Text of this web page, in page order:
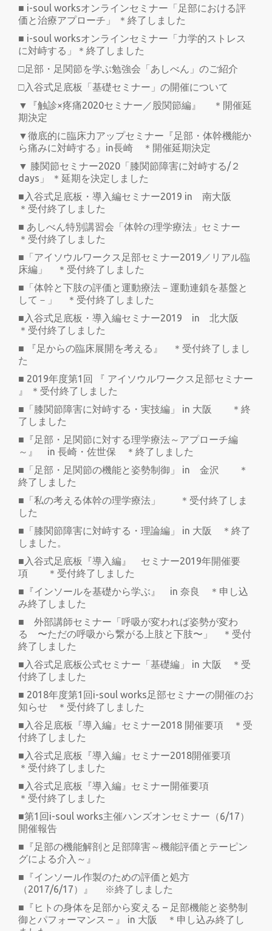
■ i-soul worksオンラインセミナー「足部における評
価と治療アプローチ」 ＊終了しました
■ i-soul worksオンラインセミナー「力学的ストレス
に対峙する」＊終了しました
□足部・足関節を学ぶ勉強会「あしべん」のご紹介
□入谷式足底板「基礎セミナー」の開催について
▼『触診×疼痛2020セミナー／股関節編』 ＊開催延
期決定
▼徹底的に臨床力アップセミナー『足部・体幹機能か
ら痛みに対峙する』in長崎 ＊開催延期決定
▼ 膝関節セミナー2020「膝関節障害に対峙する/２
days」 ＊延期を決定しました
■入谷式足底板・導入編セミナー2019 in 南大阪
＊受付終了しました
■ あしべん特別講習会「体幹の理学療法」セミナー
＊受付終了しました
■「アイソウルワークス足部セミナー2019／リアル臨
床編」 ＊受付終了しました
■「体幹と下肢の評価と運動療法－運動連鎖を基盤と
して－」 ＊受付終了しました
■入谷式足底板・導入編セミナー2019 in 北大阪
＊受付終了しました
■ 『足からの臨床展開を考える』 ＊受付終了しまし
た
■ 2019年度第1回 『 アイソウルワークス足部セミナー
』 ＊受付終了しました
■「膝関節障害に対峙する・実技編」 in 大阪 ＊終
了しました
■『足部・足関節に対する理学療法～アプローチ編
～』 in 長崎・佐世保 ＊終了しました
■「足部・足関節の機能と姿勢制御」 in 金沢 ＊
終了しました
■「私の考える体幹の理学療法」 ＊受付終了しま
した
■「膝関節障害に対峙する・理論編」 in 大阪 ＊終了
しました。
■入谷式足底板『導入編』 セミナー2019年開催要
項 ＊受付終了しました
■『インソールを基礎から学ぶ』 in 奈良 ＊申し込
み終了しました
■ 外部講師セミナー「呼吸が変われば姿勢が変わ
る 〜ただの呼吸から繋がる上肢と下肢〜」 ＊受付
終了しました
■入谷式足底板公式セミナー「基礎編」 in 大阪 ＊受
付終了しました
■ 2018年度第1回i-soul works足部セミナーの開催のお
知らせ ＊受付終了しました
■入谷足底板『導入編』セミナー2018 開催要項 ＊受
付終了しました
■入谷式足底板『導入編』セミナー2018開催要項
＊受付終了しました
■入谷式足底板『導入編』セミナー開催要項
＊受付終了しました
■第1回i-soul works主催ハンズオンセミナー（6/17）
開催報告
■『足部の機能解剖と足部障害～機能評価とテーピン
グによる介入～』
■『インソール作製のための評価と処方
（2017/6/17）』 ※終了しました
■『ヒトの身体を足部から変える – 足部機能と姿勢制
御とパフォーマンス – 』 in 大阪 ＊申し込み終了し